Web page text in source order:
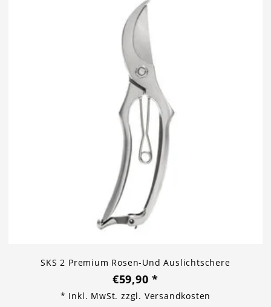
SKS 2 Premium Rosen-Und Auslichtschere
€59,90*
* Inkl. MwSt. zzgl. Versandkosten